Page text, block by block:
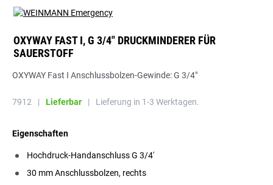
OXYWAY FAST I, G 3/4" DRUCKMINDERER FÜR
SAUERSTOFF
OXYWAY Fast I Anschlussbolzen-Gewinde: G 3/4"
7912 | Lieferbar | Lieferung in 1-3 Werktagen.
Eigenschaften
Hochdruck-Handanschluss G 3/4'
30 mm Anschlussbolzen, rechts